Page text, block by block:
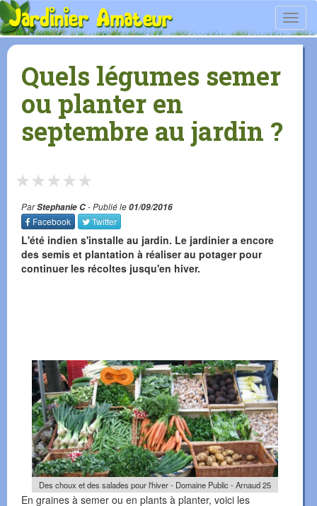
Quels légumes semer
ou planter en
septembre au jardin ?
★
★
★
★
★
ParStephanie C- Publié le01/09/2016
Facebook
Twitter
L'été indien s'installe au jardin. Le jardinier a encore
des semis et plantation à réaliser au potager pour
continuer les récoltes jusqu'en hiver.
Des choux et des salades pour l'hiver - Domaine Public - Arnaud 25
En graines à semer ou en plants à planter, voici les